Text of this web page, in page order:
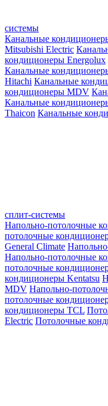
системы
Канальные
Mitsubishi Electric
кондиционеры Energolux
Канальные
Hitachi Канальные
кондиционеры MDV
Канальные
Thaicon Канальные
сплит-системы
Напольно-потолочные
потолочные
General Climate
Напольно-потолочные
потолочные
кондиционеры Kentatsu
MDV Напольно-
потолочные
кондиционеры TCL
Electric Потолочные